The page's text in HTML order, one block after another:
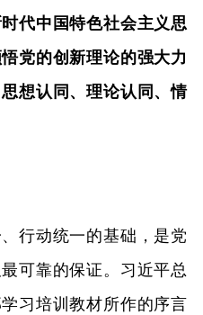
代中国特色社会主义思
党的创新理论的强大力
想认同、理论认同、情
动统一的基础，是党
可靠的保证。习近平总
习培训教材所作的序言